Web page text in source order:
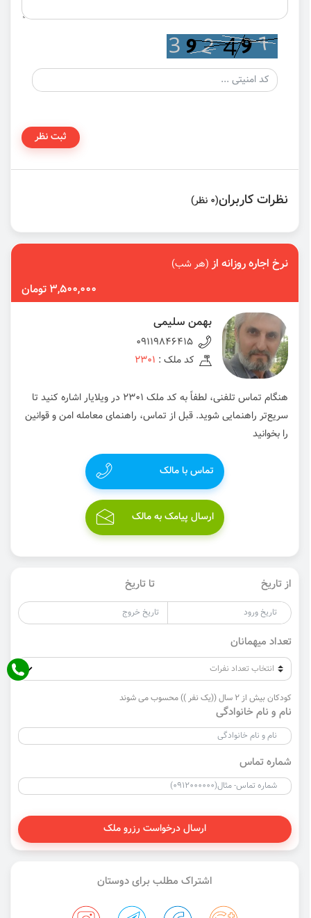
ثبت نظر
نظرات کاربران(0 نظر)
نرخ اجاره روزانه از(هر شب)
3,500,000 تومان
بهمن سلیمی
09119846415
کد ملک : 2301
هنگام تماس تلفنی، لطفاً به کد ملک 2301 در ویلایار اشاره کنید تا
سریع‌تر راهنمایی شوید. قبل از تماس، راهنمای معامله امن و قوانین
را بخوانید
تماس با مالک
ارسال پیامک به مالک
از تاریخ تا تاریخ
تعداد میهمانان
کودکان بیش از 2 سال ((یک نفر )) محسوب می شوند
نام و نام خانوادگی
شماره تماس
ارسال درخواست رزرو ملک
اشتراک مطلب برای دوستان